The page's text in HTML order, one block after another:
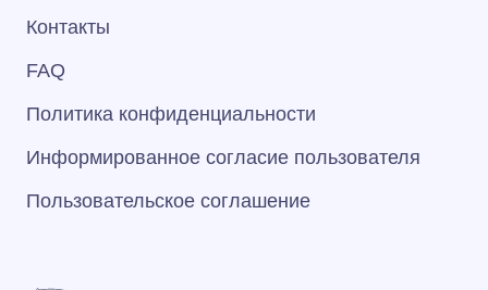
Контакты
FAQ
Политика конфиденциальности
Информированное согласие пользователя
Пользовательское соглашение